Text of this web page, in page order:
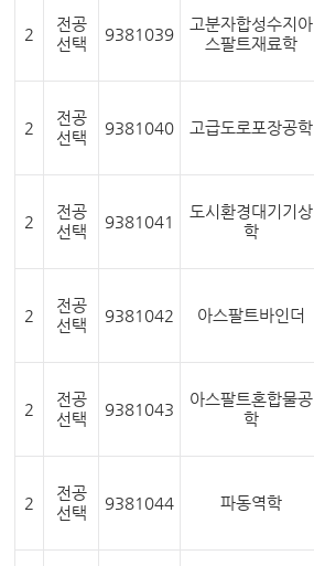
2
전공
선택
9381039
고분자합성수지아
스팔트재료학
2
전공
선택
9381040 고급도로포장공학
2
전공
선택
9381041
도시환경대기기상
학
2
전공
선택
9381042 아스팔트바인더
2
전공
선택
9381043
아스팔트혼합물공
학
2
전공
선택
9381044 파동역학